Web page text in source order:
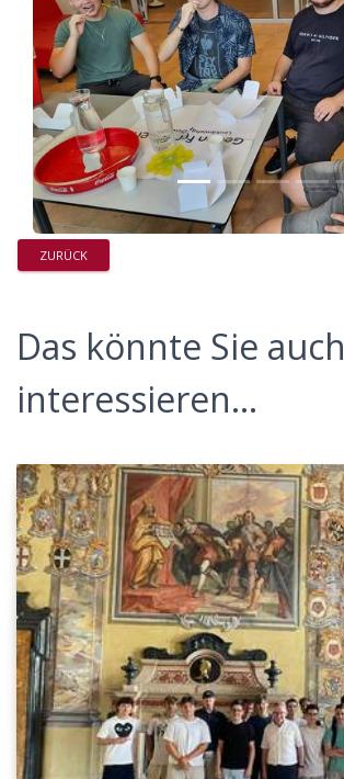
ZURÜCK
Das könnte Sie auch
interessieren...